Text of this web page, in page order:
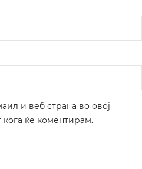
и веб страна во овој
кога ќе коментирам.